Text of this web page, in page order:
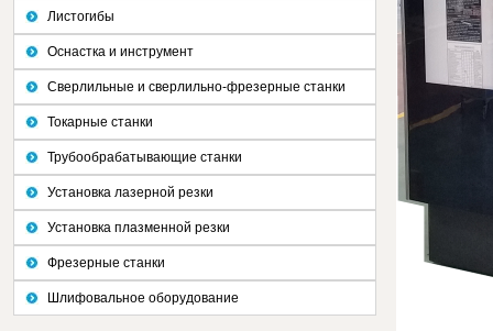
Листогибы
Оснастка и инструмент
Сверлильные и сверлильно-фрезерные станки
Токарные станки
Трубообрабатывающие станки
Установка лазерной резки
Установка плазменной резки
Фрезерные станки
Шлифовальное оборудование